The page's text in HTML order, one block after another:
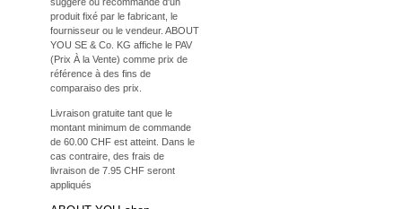
produit fixé par le fabricant, le
fournisseur ou le vendeur. ABOUT
YOU SE & Co. KG affiche le PAV
(Prix À la Vente) comme prix de
référence à des fins de
comparaiso des prix.
Livraison gratuite tant que le
montant minimum de commande
de 60.00 CHF est atteint. Dans le
cas contraire, des frais de
livraison de 7.95 CHF seront
appliqués